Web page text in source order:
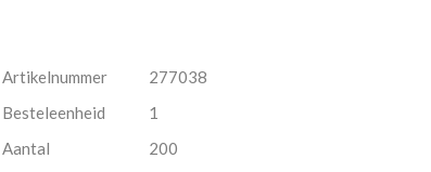
Artikelnummer
277038
Besteleenheid
1
Aantal
200